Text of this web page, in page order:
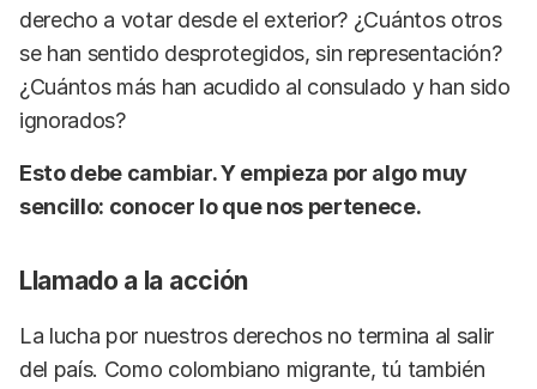
derecho a votar desde el exterior? ¿Cuántos otros
se han sentido desprotegidos, sin representación?
¿Cuántos más han acudido al consulado y han sido
ignorados?
Esto debe cambiar. Y empieza por algo muy
sencillo: conocer lo que nos pertenece.
Llamado a la acción
La lucha por nuestros derechos no termina al salir
del país. Como colombiano migrante, tú también